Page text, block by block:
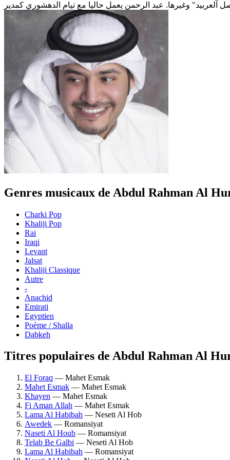
Genres musicaux de Abdul Rahman Al
Charki Pop
Khaliji Pop
Rai
Iraqi
Levant
Jalsat
Khaliji Classique
Autre
-
Anachid
Emirati
Egyptien
Poème / Shalla
Dabkeh
Titres populaires de Abdul Rahman Al
El Foraq — Mahet Esmak
Mahet Esmak — Mahet Esmak
Khayen — Mahet Esmak
Fi Aman Allah — Mahet Esmak
Lama Al Habibah — Neseti Al Hob
Awedek — Romansiyat
Naseti Al Houb — Romansiyat
Telab Be Galbi — Neseti Al Hob
Lama Al Habibah — Romansiyat